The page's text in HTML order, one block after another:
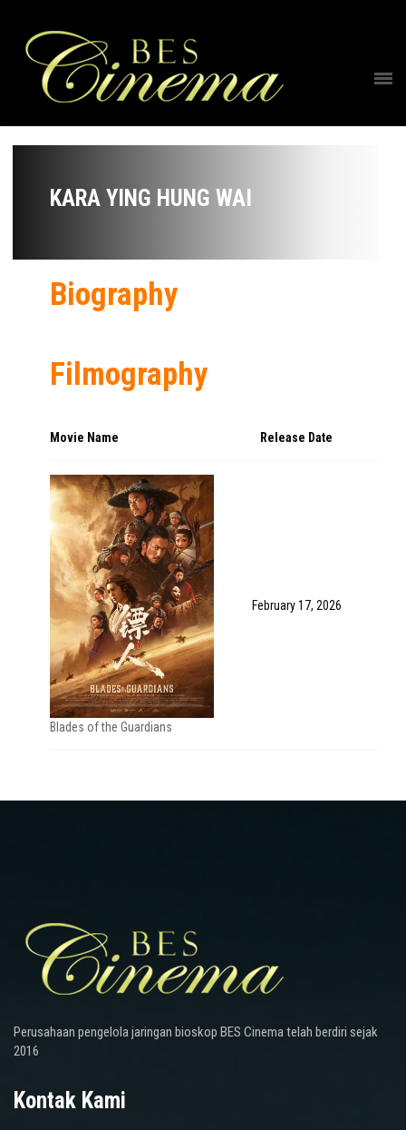
KARA YING HUNG WAI
Biography
Filmography
Movie Name Release Date
Blades of the Guardians
February 17, 2026
Perusahaan pengelola jaringan bioskop BES Cinema telah berdiri sejak
2016
Kontak Kami